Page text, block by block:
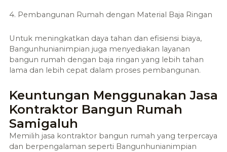
4. Pembangunan Rumah dengan Material Baja Ringan
Untuk meningkatkan daya tahan dan efisiensi biaya,
Bangunhunianimpian juga menyediakan layanan
bangun rumah dengan baja ringan yang lebih tahan
lama dan lebih cepat dalam proses pembangunan.
Keuntungan Menggunakan Jasa
Kontraktor Bangun Rumah
Samigaluh
Memilih jasa kontraktor bangun rumah yang terpercaya
dan berpengalaman seperti Bangunhunianimpian